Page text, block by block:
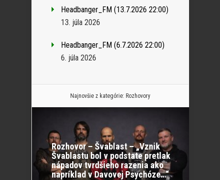
Headbanger_FM (13.7.2026 22:00)
13. júla 2026
Headbanger_FM (6.7.2026 22:00)
6. júla 2026
Najnovšie z kategórie: Rozhovory
Rozhovor – Švablast – „Vznik
Švablastu bol v podstate pretlak
nápadov tvrdšieho razenia ako
napríklad v Davovej Psychóze…“